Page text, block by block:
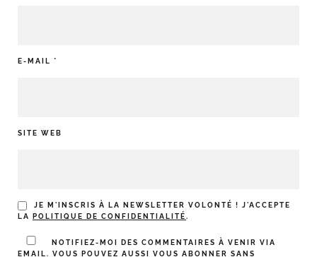
E-MAIL *
SITE WEB
JE M'INSCRIS À LA NEWSLETTER VOLONTÉ ! J'ACCEPTE
LA
POLITIQUE DE CONFIDENTIALITÉ.
NOTIFIEZ-MOI DES COMMENTAIRES À VENIR VIA
EMAIL. VOUS POUVEZ AUSSI VOUS ABONNER
SANS